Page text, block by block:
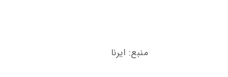
منبع: ایرنا